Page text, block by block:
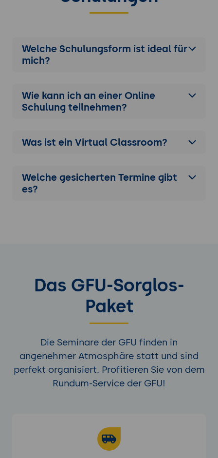
Welche Schulungsform ist ideal für
mich?
Wie kann ich an einer Online
Schulung teilnehmen?
Was ist ein Virtual Classroom?
Welche gesicherten Termine gibt
es?
Das GFU-Sorglos-
Paket
Die Seminare der GFU finden in
angenehmer Atmosphäre statt und sind
perfekt organisiert. Profitieren Sie von dem
Rundum-Service der GFU!